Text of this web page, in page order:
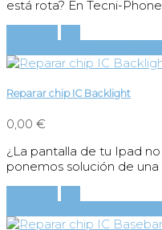
está rota? En Tecni-
Reparar chip IC Backlight
0,00 €
¿La pantalla de tu Ipad
ponemos solución de